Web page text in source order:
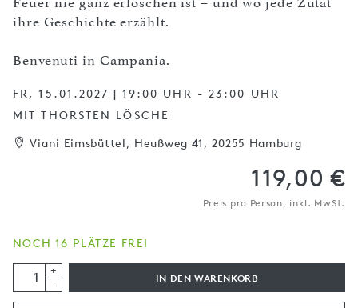
ihre Geschichte erzählt.
Benvenuti in Campania.
FR, 15.01.2027 | 19:00 UHR - 23:00 UHR
MIT THORSTEN LÖSCHE
Viani Eimsbüttel, Heußweg 41, 20255 Hamburg
119,00 €
Preis pro Person, inkl. MwSt.
NOCH 16 PLÄTZE FREI
+
-
IN DEN WARENKORB